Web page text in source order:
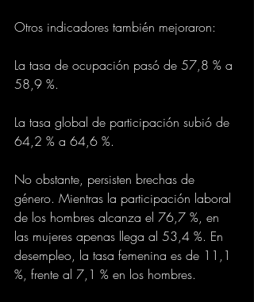
Otros indicadores también mejoraron:
La tasa de ocupación pasó de 57,8 % a
58,9 %.
La tasa global de participación subió de
64,2 % a 64,6 %.
No obstante, persisten brechas de
género. Mientras la participación laboral
de los hombres alcanza el 76,7 %, en
las mujeres apenas llega al 53,4 %. En
desempleo, la tasa femenina es de 11,1
%, frente al 7,1 % en los hombres.